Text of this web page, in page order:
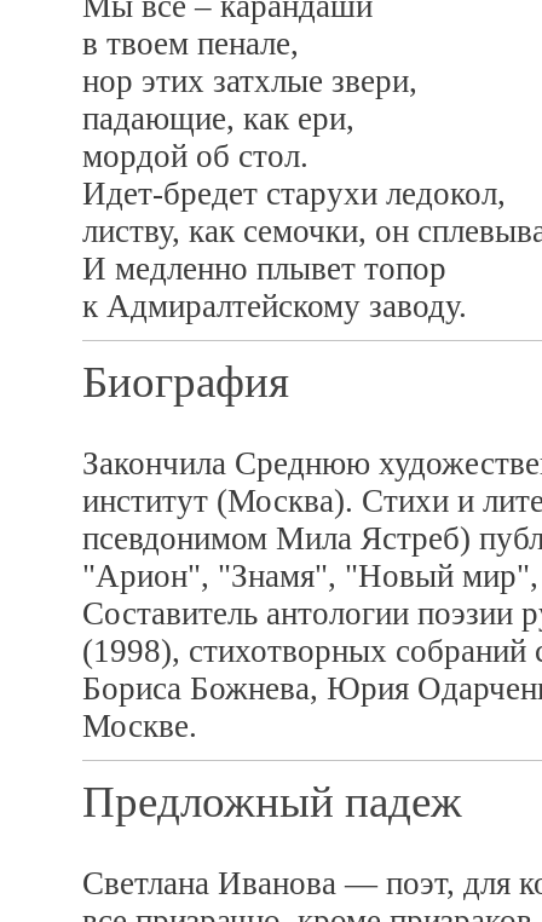
в твоем пенале,
нор этих затхлые звери,
падающие, как ери,
мордой об стол.
Идет-бредет старухи ледокол,
листву, как семочки, он
И медленно плывет топор
к Адмиралтейскому заводу.
Биография
Закончила Среднюю
институт (Москва). Стихи и
псевдонимом Мила Ястреб)
"Арион", "Знамя", "Новый
Составитель антологии поэзии
(1998), стихотворных собраний
Бориса Божнева, Юрия
Москве.
Предложный падеж
Светлана Иванова — поэт, для